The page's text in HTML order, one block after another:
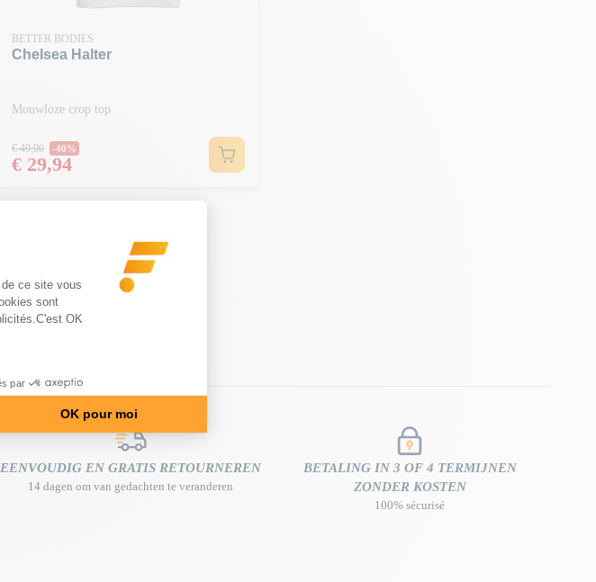
BETTER BODIES
Chelsea Halter
Mouwloze crop top
Normale prijs
€ 49,90 -40%
Prijs
€ 29,94
EENVOUDIG EN GRATIS RETOURNEREN
14 dagen om van gedachten te veranderen
BETALING IN 3 OF 4 TERMIJNEN
ZONDER KOSTEN
100% sécurisé